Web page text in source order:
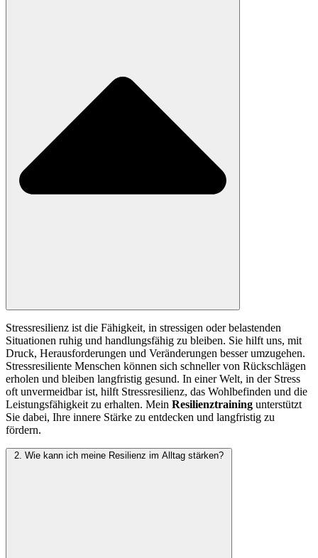
Stressresilienz ist die Fähigkeit, in stressigen oder belastenden
Situationen ruhig und handlungsfähig zu bleiben. Sie hilft uns, mit
Druck, Herausforderungen und Veränderungen besser umzugehen.
Stressresiliente Menschen können sich schneller von Rückschlägen
erholen und bleiben langfristig gesund. In einer Welt, in der Stress
oft unvermeidbar ist, hilft Stressresilienz, das Wohlbefinden und die
Leistungsfähigkeit zu erhalten. Mein Resilienztraining unterstützt
Sie dabei, Ihre innere Stärke zu entdecken und langfristig zu
fördern.
2. Wie kann ich meine Resilienz im Alltag stärken?